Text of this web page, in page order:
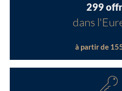
299
dans
à partir de